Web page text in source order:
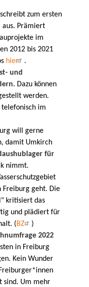
zum ersten
aus. Prämiert
im
2012 bis 2021
hier
.
und
Dazu können
werden.
im
will gerne
damit Umkirch
für
nimmt.
geht. Die
kritisiert das
und plädiert für
(BZ
)
2022
in Freiburg
Kein Wunder
sind. Um mehr